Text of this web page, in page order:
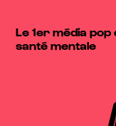
Le 1er média pop
santé mentale